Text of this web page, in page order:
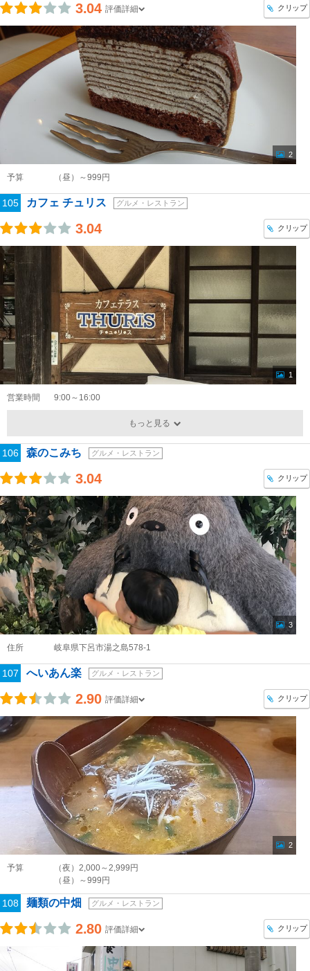
3.04 評価詳細 クリップ
2
予算 （昼）～999円
105 カフェ チュリス グルメ・レストラン
3.04 クリップ
1
営業時間 9:00～16:00
もっと見る
106 森のこみち グルメ・レストラン
3.04 クリップ
3
住所 岐阜県下呂市湯之島578-1
107 へいあん楽 グルメ・レストラン
2.90 評価詳細 クリップ
2
予算
（夜）2,000～2,999円
（昼）～999円
108 麺類の中畑 グルメ・レストラン
2.80 評価詳細 クリップ